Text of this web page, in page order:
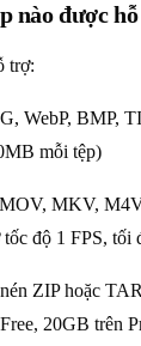
nào được
trợ:
WebP, BMP,
mỗi tệp)
MKV,
độ 1 FPS, tối
ZIP hoặc
20GB trên